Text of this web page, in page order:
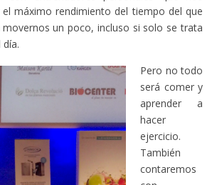
máximo rendimiento del tiempo del que
un poco, incluso si solo se trata
Pero no todo
será comer y
aprender a
hacer
ejercicio.
También
contaremos